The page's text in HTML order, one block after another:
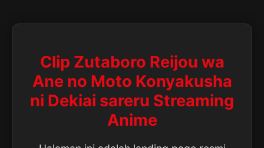
Clip Zutaboro Reijou wa
Ane no Moto Konyakusha
ni Dekiai sareru Streaming
Anime